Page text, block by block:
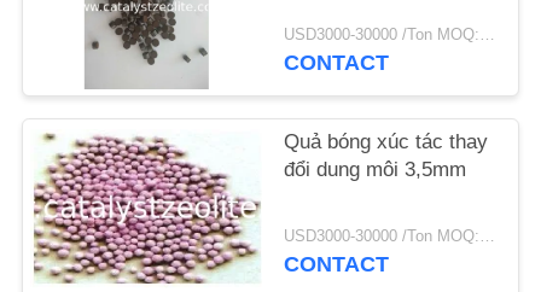
CÁC
TRƯỜNG
HỢP
SƠ
USD3000-30000 /Ton MOQ:1 kg
CONTACT
Quả bóng xúc tác thay
đổi dung môi 3,5mm
USD3000-30000 /Ton MOQ:1 kg
CONTACT